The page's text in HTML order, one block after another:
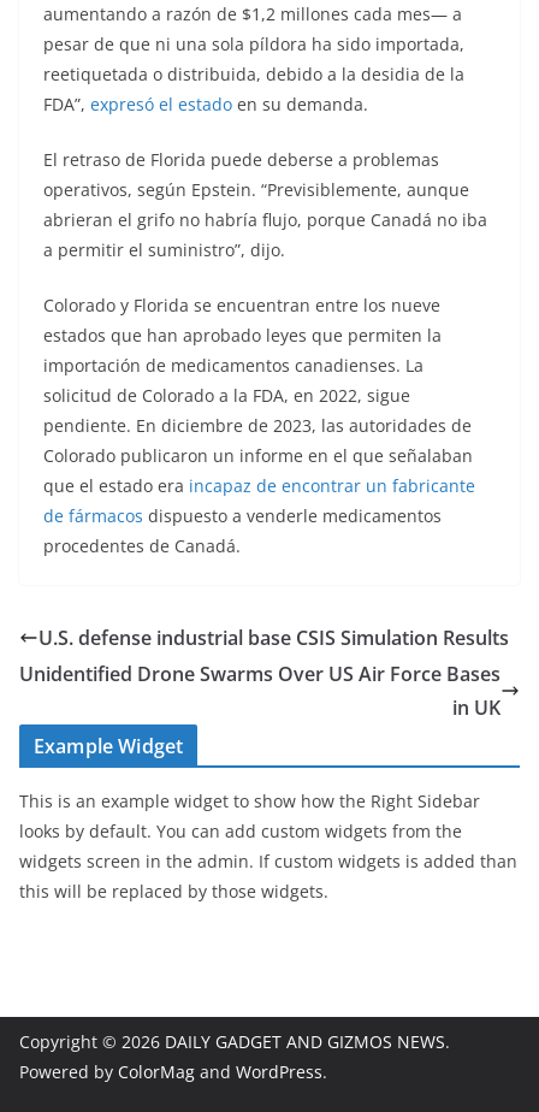
aumentando a razón de $1,2 millones cada mes— a
pesar de que ni una sola píldora ha sido importada,
reetiquetada o distribuida, debido a la desidia de la
FDA”, expresó el estado en su demanda.
El retraso de Florida puede deberse a problemas
operativos, según Epstein. “Previsiblemente, aunque
abrieran el grifo no habría flujo, porque Canadá no iba
a permitir el suministro”, dijo.
Colorado y Florida se encuentran entre los nueve
estados que han aprobado leyes que permiten la
importación de medicamentos canadienses. La
solicitud de Colorado a la FDA, en 2022, sigue
pendiente. En diciembre de 2023, las autoridades de
Colorado publicaron un informe en el que señalaban
que el estado era incapaz de encontrar un fabricante
de fármacos dispuesto a venderle medicamentos
procedentes de Canadá.
U.S. defense industrial base CSIS Simulation Results
Unidentified Drone Swarms Over US Air Force Bases
in UK
Example Widget
This is an example widget to show how the Right Sidebar
looks by default. You can add custom widgets from the
widgets screen in the admin. If custom widgets is added than
this will be replaced by those widgets.
Copyright © 2026 DAILY GADGET AND GIZMOS NEWS.
Powered by ColorMag and WordPress.